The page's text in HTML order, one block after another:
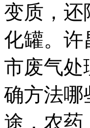
变质，还
化罐。 许
市废气处
确方法哪
途， 农药